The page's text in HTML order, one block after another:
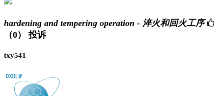
hardening and tempering operation - 淬火和回火工序
（0）
投诉
txy541